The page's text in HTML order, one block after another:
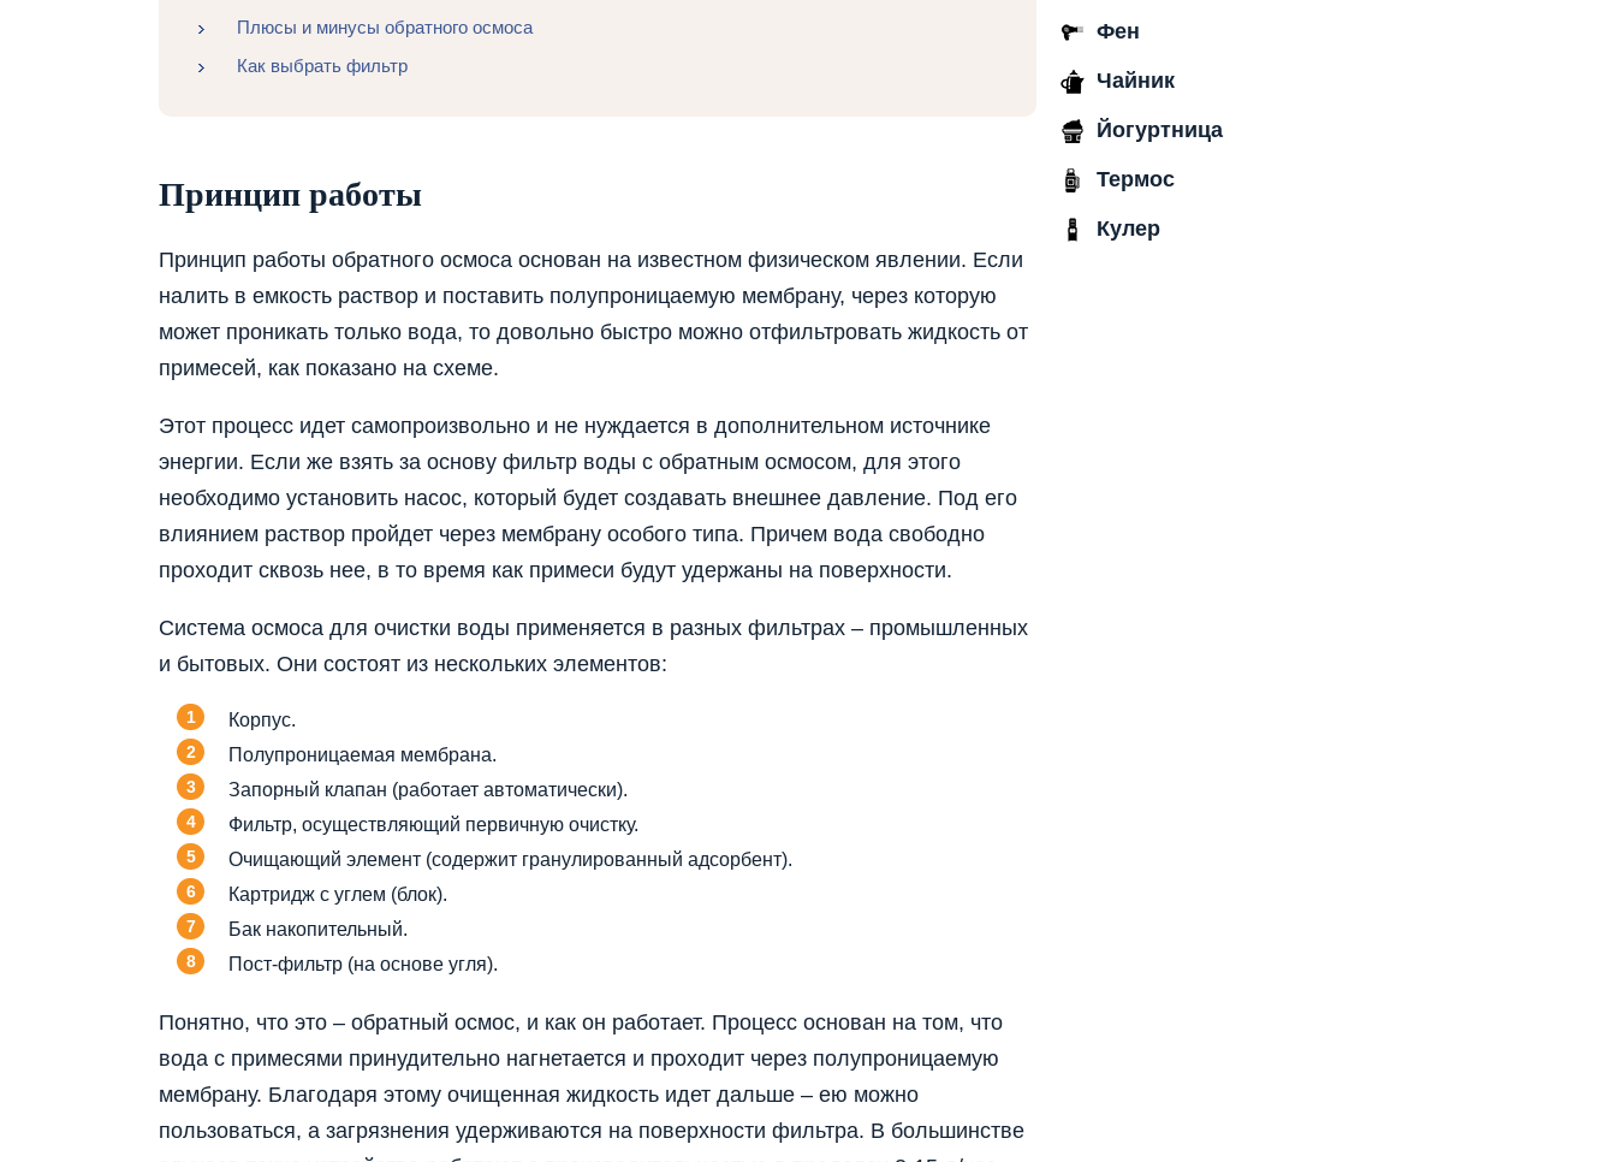
Плюсы и минусы обратного осмоса
Как выбрать фильтр
Принцип работы
Принцип работы обратного осмоса основан на известном физическом явлении. Если
налить в емкость раствор и поставить полупроницаемую мембрану, через которую
может проникать только вода, то довольно быстро можно отфильтровать жидкость от
примесей, как показано на схеме.
Этот процесс идет самопроизвольно и не нуждается в дополнительном источнике
энергии. Если же взять за основу фильтр воды с обратным осмосом, для этого
необходимо установить насос, который будет создавать внешнее давление. Под его
влиянием раствор пройдет через мембрану особого типа. Причем вода свободно
проходит сквозь нее, в то время как примеси будут удержаны на поверхности.
Система осмоса для очистки воды применяется в разных фильтрах – промышленных
и бытовых. Они состоят из нескольких элементов:
Корпус.
Полупроницаемая мембрана.
Запорный клапан (работает автоматически).
Фильтр, осуществляющий первичную очистку.
Очищающий элемент (содержит гранулированный адсорбент).
Картридж с углем (блок).
Бак накопительный.
Пост-фильтр (на основе угля).
Понятно, что это – обратный осмос, и как он работает. Процесс основан на том, что
вода с примесями принудительно нагнетается и проходит через полупроницаемую
мембрану. Благодаря этому очищенная жидкость идет дальше – ею можно
пользоваться, а загрязнения удерживаются на поверхности фильтра. В большинстве
Фен
Чайник
Йогуртница
Термос
Кулер